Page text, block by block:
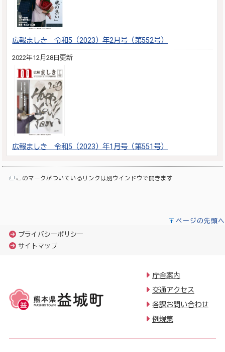
広報ましき 令和5（2023）年2月号（第552号）
2022年12月28日更新
広報ましき 令和5（2023）年1月号（第551号）
このマークがついているリンクは別ウインドウで開きます
ページの先頭へ
プライバシーポリシー
サイトマップ
庁舎案内
交通アクセス
各課お問い合わせ
例規集